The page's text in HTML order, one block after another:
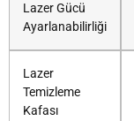
Lazer Gücü
Ayarlanabilirliği
Lazer
Temizleme
Kafası